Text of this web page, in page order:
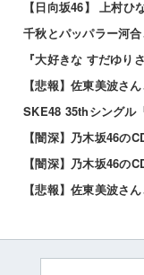
【日向坂46】 上村ひ
千秋とパッパラー河
【悲報】佐東美波さ
SKE48 35thシングル
【闇深】乃木坂46の
【闇深】乃木坂46の
【悲報】佐東美波さ